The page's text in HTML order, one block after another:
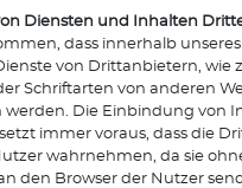
Diensten und Inhalten
dass innerhalb
von Drittanbietern, wie
Schriftarten von anderen
Die Einbindung von
immer voraus, dass die
wahrnehmen, da sie
den Browser der Nutzer